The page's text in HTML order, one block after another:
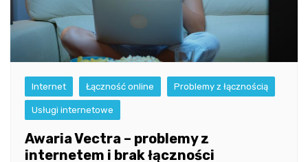
Internet Łączność online Problemy z łącznością
Usługi internetowe
Awaria Vectra – problemy z
internetem i brak łączności